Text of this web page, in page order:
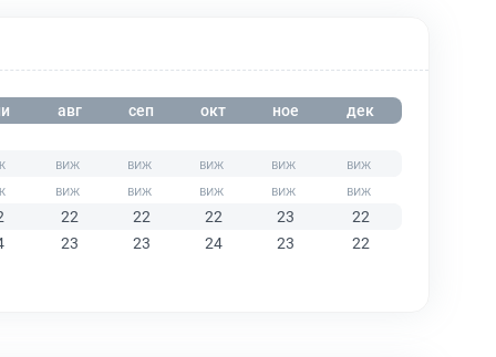
авг сеп окт ное дек
22 22 22 23
22
23 23 24 23 22